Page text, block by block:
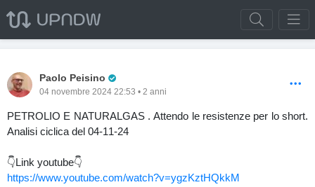
Paolo Peisino
04 novembre 2024 22:53 • 2 anni
PETROLIO E NATURALGAS . Attendo le resistenze per lo short.
Analisi ciclica del 04-11-24
👇Link youtube👇
https://www.youtube.com/watch?v=ygzKztHQkkM